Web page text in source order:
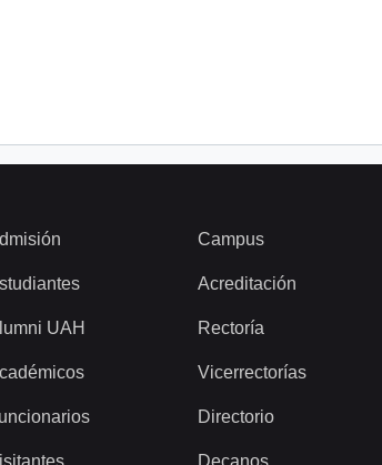
UAH
Campus
Acreditación
Rectoría
Vicerrectorías
Directorio
Decanos